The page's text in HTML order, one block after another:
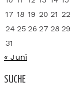
17 18 19 20 21 22
24 25 26 27 28 29
31
« Juni
SUCHE